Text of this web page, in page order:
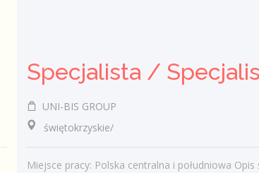
świętokrzyskie/
Zadania Tworzenie
rozwiązań...
UNI-BIS GROUP
świętokrzyskie/
Miejsce pracy: Polska centralna i południowa Opis